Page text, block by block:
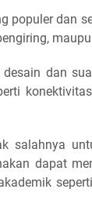
populer dan
dan
salahnya
dapat